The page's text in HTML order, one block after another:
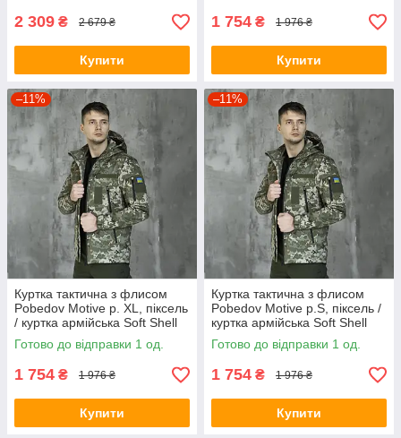
2 309 ₴ 2 679 ₴
Купити
1 754 ₴ 1 976 ₴
Купити
–11%
Куртка тактична з флисом
Pobedov Motive р. XL, піксель
/ куртка армійська Soft Shell
весна осінь
Готово до відправки 1 од.
1 754 ₴ 1 976 ₴
Купити
–11%
Куртка тактична з флисом
Pobedov Motive р.S, піксель /
куртка армійська Soft Shell
весна осінь
Готово до відправки 1 од.
1 754 ₴ 1 976 ₴
Купити